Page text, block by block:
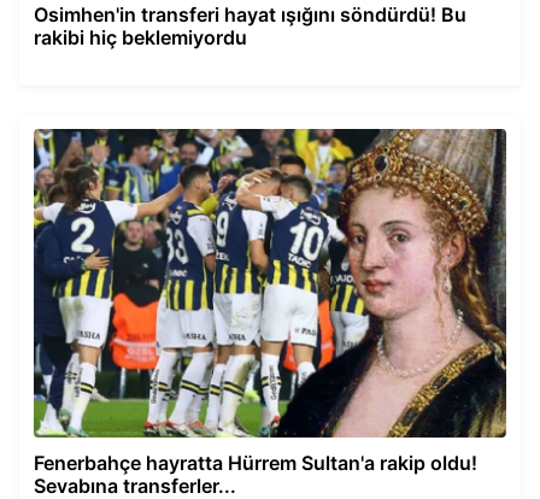
Osimhen'in transferi hayat ışığını söndürdü! Bu
rakibi hiç beklemiyordu
Fenerbahçe hayratta Hürrem Sultan'a rakip oldu!
Sevabına transferler...